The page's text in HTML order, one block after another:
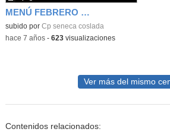
MENÚ FEBRERO BAJO EN COLESTEROL
subido por Cp seneca coslada
-hace 7 años- 623visualizaciones
Ver más del mismo
Contenidos relacionados: